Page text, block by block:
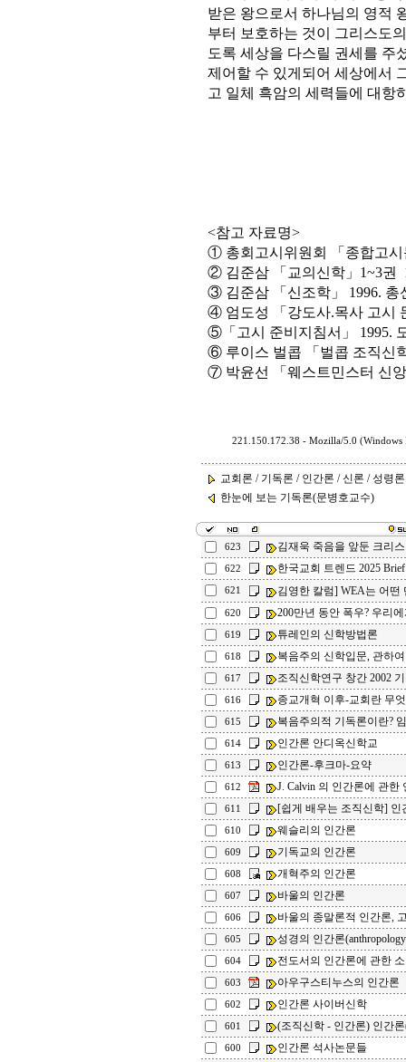
받은 왕으로서 하나님의 영적
부터 보호하는 것이 그리스도
도록 세상을 다스릴 권세를 주
제어할 수 있게되어 세상에서
고 일체 흑암의 세력들에 대항
<참고 자료명>
① 총회고시위원회 「종합고시
② 김준삼 「교의신학」1~3권
③ 김준삼 「신조학」 1996. 총
④ 엄도성 「강도사.목사 고시
⑤「고시 준비지침서」 1995.
⑥ 루이스 벌콥 「벌콥 조직신
⑦ 박윤선 「웨스트민스터 신
221.150.172.38 - Mozilla/5.0
교회론 / 기독론 / 인간론 / 신론 / 성령
한눈에 보는 기독론(문병호교수)
623 김재욱 죽음을 앞둔 크리
622 한국교회 트렌드 2025 Brief
621 김영한 칼럼] WEA는 어
620 200만년 동안 폭우? 우리
619 튜레인의 신학방법론
618 복음주의 신학입문, 관하여
617 조직신학연구 창간 2002
616 종교개혁 이후-교회란 무
615 복음주의적 기독론이란?
614 인간론 안디옥신학교
613 인간론-후크마-요약
612 J. Calvin 의 인간론에 관한
611 [쉽게 배우는 조직신학] 인
610 웨슬리의 인간론
609 기독교의 인간론
608 개혁주의 인간론
607 바울의 인간론
606 바울의 종말론적 인간론,
605 성경의 인간론
604 전도서의 인간론에 관한
603 아우구스티누스의 인간론
602 인간론 사이버신학
601 (조직신학 - 인간론) 인간
600 인간론 석사논문들